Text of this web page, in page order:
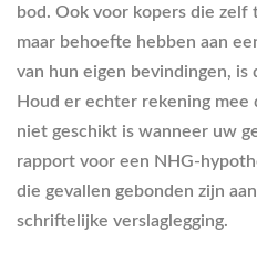
bod. Ook voor kopers die zelf
maar behoefte hebben aan
van hun eigen bevindingen,
Houd er echter rekening mee
niet geschikt is wanneer uw
rapport voor een NHG-
die gevallen gebonden zijn
schriftelijke verslaglegging.